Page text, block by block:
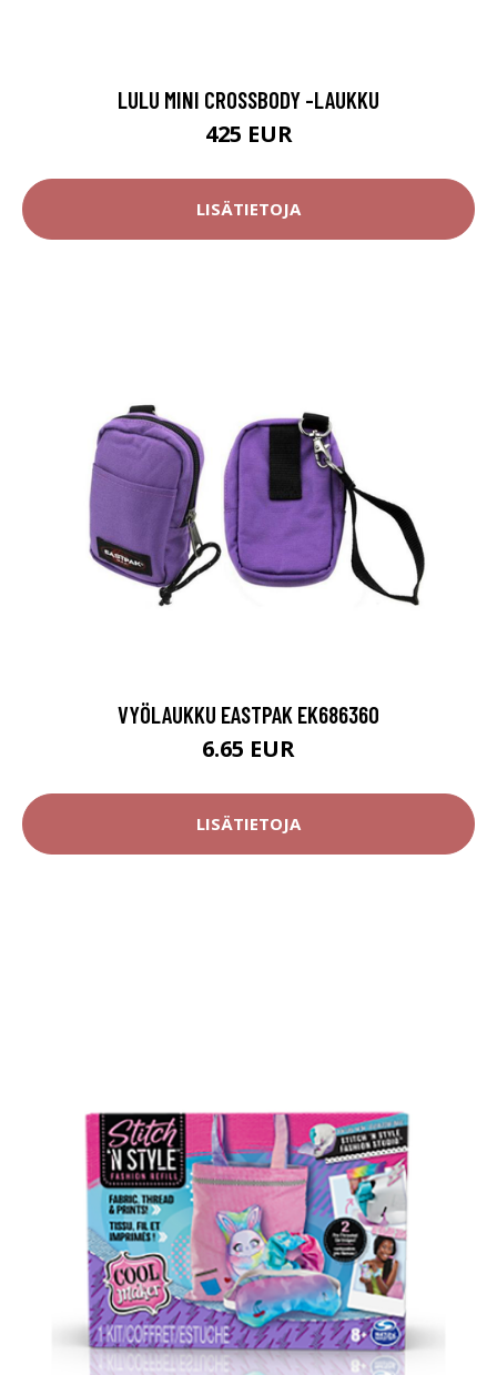
LULU MINI CROSSBODY -LAUKKU
425 EUR
LISÄTIETOJA
VYÖLAUKKU EASTPAK EK686360
6.65 EUR
LISÄTIETOJA